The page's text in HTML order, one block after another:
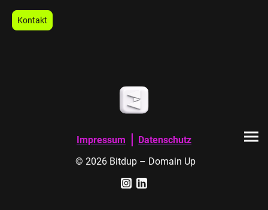
Kontakt
Impressum ｜
Datenschutz
© 2026 Bitdup – Domain Up